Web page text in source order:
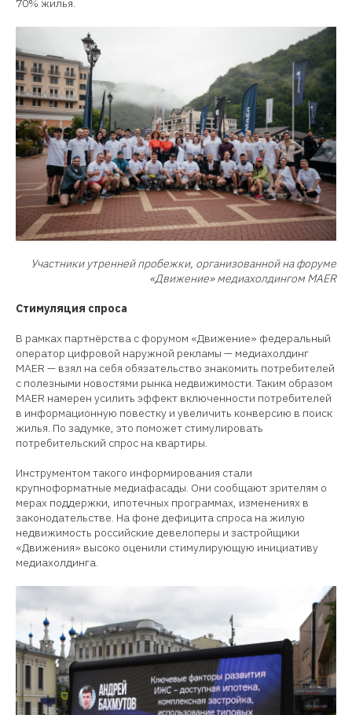
70% жилья.
Участники утренней пробежки, организованной на форуме
«Движение» медиахолдингом MAER
Стимуляция спроса
В рамках партнёрства с форумом «Движение» федеральный
оператор цифровой наружной рекламы — медиахолдинг
MAER — взял на себя обязательство знакомить потребителей
с полезными новостями рынка недвижимости. Таким образом
MAER намерен усилить эффект включенности потребителей
в информационную повестку и увеличить конверсию в поиск
жилья. По задумке, это поможет стимулировать
потребительский спрос на квартиры.
Инструментом такого информирования стали
крупноформатные медиафасады. Они сообщают зрителям о
мерах поддержки, ипотечных программах, изменениях в
законодательстве. На фоне дефицита спроса на жилую
недвижимость российские девелоперы и застройщики
«Движения» высоко оценили стимулирующую инициативу
медиахолдинга.